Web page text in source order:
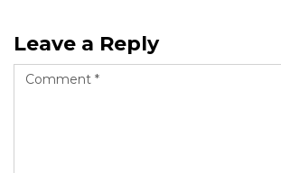
Leave a Reply